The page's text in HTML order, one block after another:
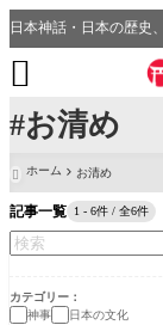
#お清め

 ホーム お清め
記事一覧 1 - 6件 / 全6件
カテゴリー
神事
日本の文化